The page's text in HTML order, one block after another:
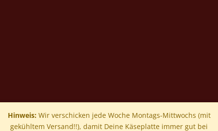
Hinweis: Wir verschicken jede Woche Montags-Mittwochs (mit
gekühltem Versand!!), damit Deine Käseplatte immer gut bei